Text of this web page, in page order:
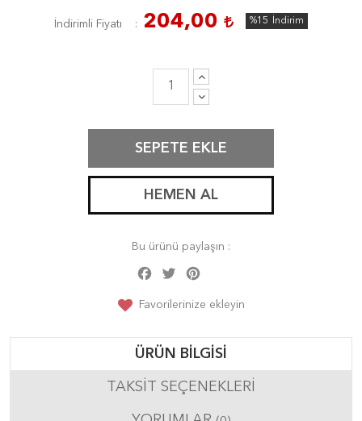
İndirimli Fiyatı 204,00 %15 İndirim
SEPETE EKLE
HEMEN AL
Bu ürünü paylaşın :
Facebook
Twitter
Favorilerinize ekleyin
ÜRÜN BILGISI
TAKSIT SEÇENEKLERI